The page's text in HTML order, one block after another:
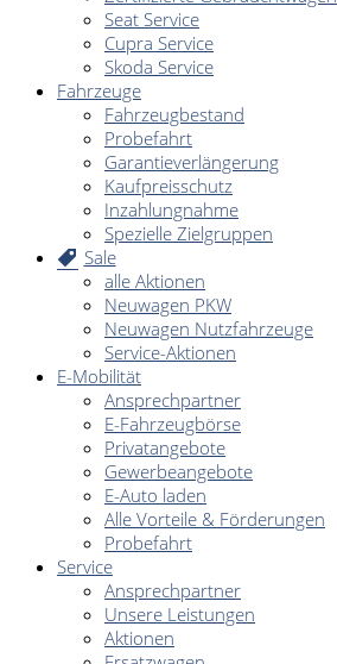
Seat Service
Cupra Service
Skoda Service
Fahrzeuge
Fahrzeugbestand
Probefahrt
Garantieverlängerung
Kaufpreisschutz
Inzahlungnahme
Spezielle Zielgruppen
Sale
alle Aktionen
Neuwagen PKW
Neuwagen Nutzfahrzeuge
Service-Aktionen
E-Mobilität
Ansprechpartner
E-Fahrzeugbörse
Privatangebote
Gewerbeangebote
E-Auto laden
Alle Vorteile & Förderungen
Probefahrt
Service
Ansprechpartner
Unsere Leistungen
Aktionen